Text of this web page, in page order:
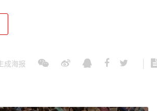
成海报